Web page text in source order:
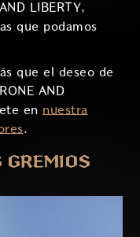
LIBERTY,
que podamos
que el deseo de
AND
en nuestra
.
GREMIOS